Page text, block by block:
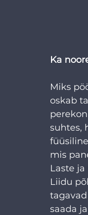
Ka
Miks
oskab
suhtes,
mis
Laste
Liidu
saada